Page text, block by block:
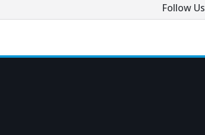
Follow Us